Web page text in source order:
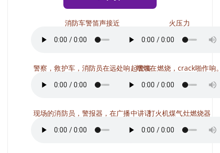
消防车警笛声接近
警察，救护车，消防员在远处响起警笛
现场的消防员，警报器，在广播中讲话
火压力
蜡烛在燃烧，crack啪作响
打火机煤气灶燃烧器